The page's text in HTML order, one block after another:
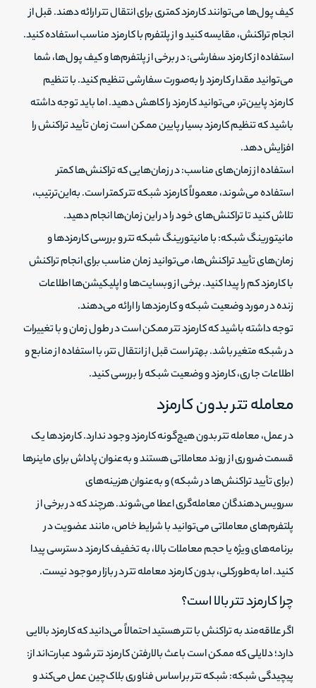
کیف پول‌ها می‌توانند کارمزد کمتری برای انتقال تتر ارائه دهند. قبل از
انجام تراکنش، مقایسه کنید و از پلتفرم با کارمزد مناسب استفاده کنید.
استفاده از کارمزد سفارشی: در برخی از پلتفرم‌ها و کیف پول‌ها، شما
می‌توانید مقدار کارمزد را به‌صورت سفارشی تنظیم کنید. با تنظیم
کارمزد پایین‌تر، می‌توانید کارمزد را کاهش دهید. اما باید توجه داشته
باشید که تنظیم کارمزد بسیار پایین ممکن است زمان تأیید تراکنش را
افزایش دهد.
استفاده از زمان‌های مناسب: در زمان‌هایی که تراکنش‌ها کمتر
استفاده می‌شوند، معمولاً کارمزد شبکه تتر کمتر است. به‌این‌ترتیب،
تلاش کنید تا تراکنش‌های خود را در این زمان‌ها انجام دهید.
مانیتورینگ شبکه: با مانیتورینگ شبکه تتر و بررسی کارمزدها و
زمان‌های تأیید تراکنش‌ها، می‌توانید زمان مناسب برای انجام تراکنش
با کارمزد کم را پیدا کنید. برخی از وبسایت‌ها و اپلیکیشن‌ها اطلاعات
زنده در مورد وضعیت شبکه و کارمزدها را ارائه می‌دهند.
توجه داشته باشید که کارمزد تتر ممکن است در طول زمان و با تغییرات
در شبکه متغیر باشد. بهتر است قبل از انتقال تتر، با استفاده از منابع و
اطلاعات جاری، کارمزد و وضعیت شبکه را بررسی کنید.
معامله تتر بدون کارمزد
در عمل، معامله تتر بدون هیچ‌گونه کارمزد وجود ندارد. کارمزد‌ها یک
قسمت ضروری از روند معاملاتی هستند و به‌عنوان پاداش برای ماینرها
(برای تأیید تراکنش‌ها در شبکه) و به‌عنوان هزینه‌های
سرویس‌دهندگان معامله‌گری اعطا می‌شوند. هرچند که در برخی از
پلتفرم‌های معاملاتی می‌توانید با شرایط خاص، مانند عضویت در
برنامه‌های ویژه یا حجم معاملات بالا، به تخفیف کارمزد دسترسی پیدا
کنید. اما به‌طورکلی، بدون کارمزد معامله تتر در بازار موجود نیست.
چرا کارمزد تتر بالا است؟
اگر علاقه‌مند به تراکنش با تتر هستید احتمالاً می‌دانید که کارمزد بالایی
دارد؛ دلایلی که ممکن است باعث بالارفتن کارمزد تتر شود عبارت‌اند از:
پیچیدگی شبکه: شبکه تتر بر اساس فناوری بلاک‌چین عمل می‌کند و